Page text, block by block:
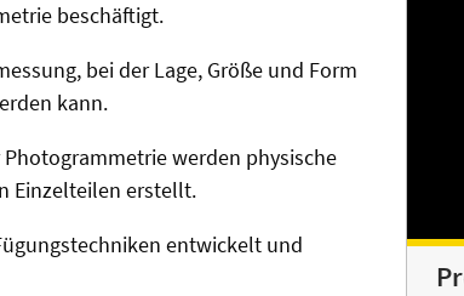
beschäftigt.
bei der Lage, Größe und Form
kann.
werden physische
Einzelteilen erstellt.
entwickelt und